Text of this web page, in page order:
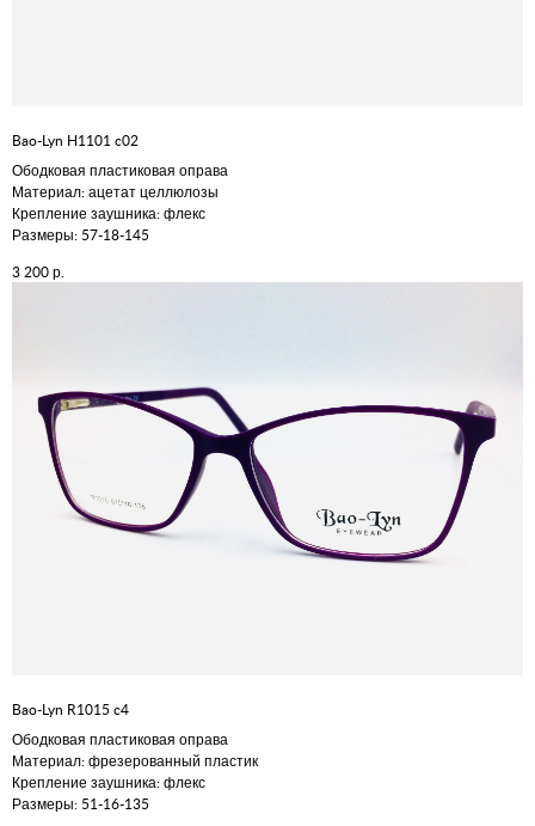
Bao-Lyn H1101 c02
Ободковая пластиковая оправа
Материал: ацетат целлюлозы
Крепление заушника: флекс
Размеры: 57-18-145
3 200р.
Bao-Lyn R1015 c4
Ободковая пластиковая оправа
Материал: фрезерованный пластик
Крепление заушника: флекс
Размеры: 51-16-135